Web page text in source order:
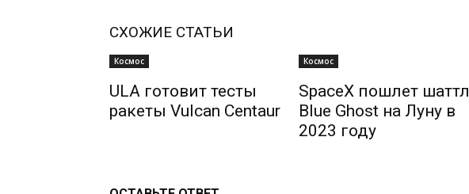
СХОЖИЕ СТАТЬИ
Космос
ULA готовит тесты
ракеты Vulcan Centaur
Космос
SpaceX пошлет шаттл
Blue Ghost на Луну в
2023 году